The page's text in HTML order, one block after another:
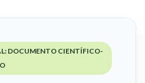
DOCUMENTO CIENTÍFICO-